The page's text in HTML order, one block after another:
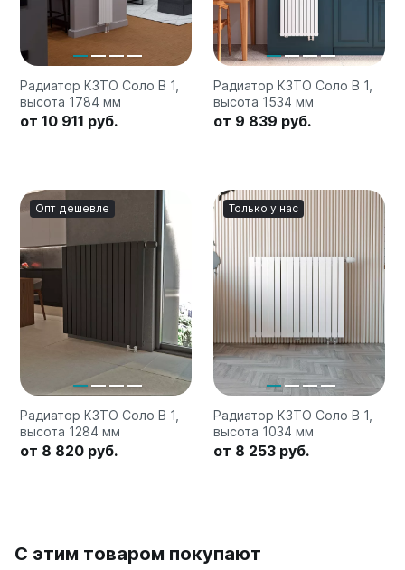
Радиатор КЗТО Соло В 1,
высота 1784 мм
от 10 911 руб.
Радиатор КЗТО Соло В 1,
высота 1534 мм
от 9 839 руб.
Опт дешевле
Радиатор КЗТО Соло В 1,
высота 1284 мм
от 8 820 руб.
Только у нас
Радиатор КЗТО Соло В 1,
высота 1034 мм
от 8 253 руб.
С этим товаром покупают